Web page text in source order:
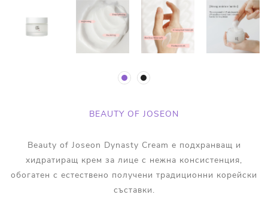
BEAUTY OF JOSEON
Beauty of Joseon Dynasty Cream e подхранващ и
хидратиращ крем за лице с нежна консистенция,
обогатен с естествено получени традиционни корейски
съставки.